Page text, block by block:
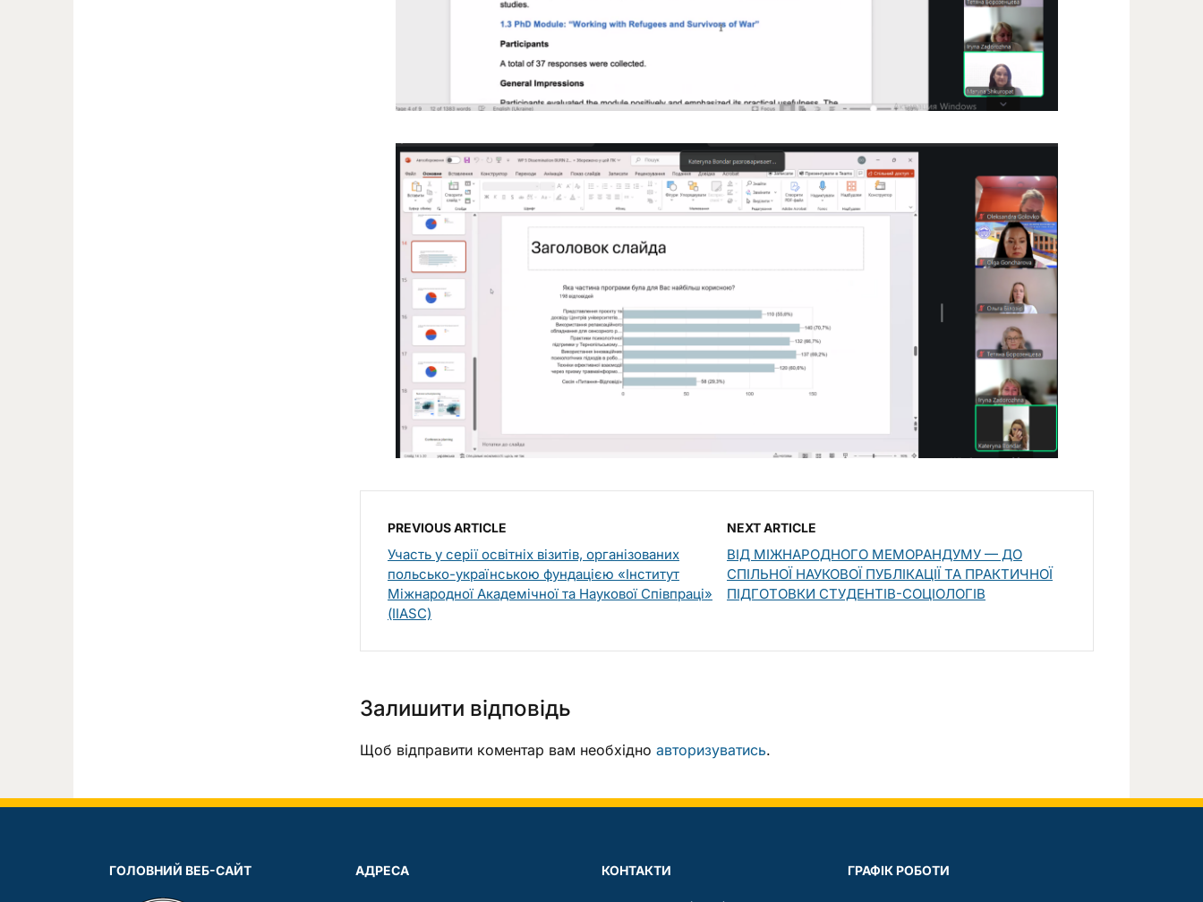
PREVIOUS ARTICLE
Участь у серії освітніх візитів, організованих
польсько-українською фундацією «Інститут
Міжнародної Академічної та Наукової Співпраці»
(IIASC)
NEXT ARTICLE
ВІД МІЖНАРОДНОГО МЕМОРАНДУМУ — ДО
СПІЛЬНОЇ НАУКОВОЇ ПУБЛІКАЦІЇ ТА ПРАКТИЧНОЇ
ПІДГОТОВКИ СТУДЕНТІВ-СОЦІОЛОГІВ
Залишити відповідь
Щоб відправити коментар вам необхідно авторизуватись.
ГОЛОВНИЙ ВЕБ-САЙТ АДРЕСА КОНТАКТИ ГРАФIК РОБОТИ